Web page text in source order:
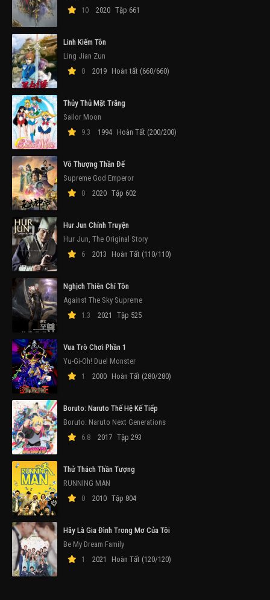
10
2020 Tập 661
Linh Kiếm Tôn
Ling Jian Zun
0
2019 Hoàn tất (660/660)
Thủy Thủ Mặt Trăng
Sailor Moon
9.3
1994 Hoàn Tất (200/200)
Vô Thượng Thần Đế
Supreme God Emperor
0
2020 Tập 602
Hur Jun Chính Truyện
Hur Jun, The Original Story
6
2013 Hoàn Tất (110/110)
Nghịch Thiên Chí Tôn
Against The Sky Supreme
1.3
2021 Tập 525
Vua Trò Chơi Phần 1
Yu-Gi-Oh! Duel Monster
1
2000 Hoàn Tất (280/280)
Boruto: Naruto Thế Hệ Kế Tiếp
Boruto: Naruto Next Generations
6.8
2017 Tập 293
Thử Thách Thần Tượng
RUNNING MAN
0
2010 Tập 804
Hãy Là Gia Đình Trong Mơ Của Tôi
Be My Dream Family
1
2021 Hoàn Tất (120/120)